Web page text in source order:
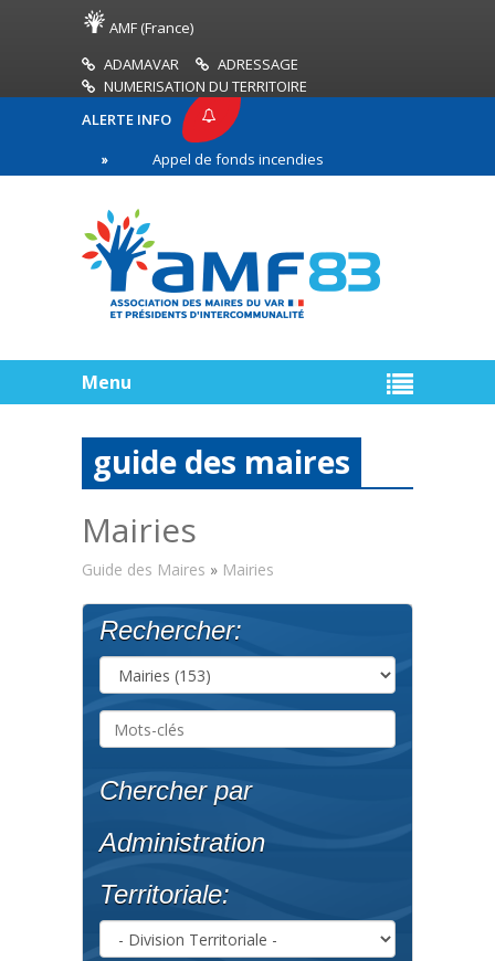
AMF (France)
ADAMAVAR
ADRESSAGE
NUMERISATION DU TERRITOIRE
ALERTE INFO
Appel de fonds incendies de forêt
Menu
guide des maires
Mairies
Guide des Maires » Mairies
Rechercher:
Chercher par
Administration
Territoriale: